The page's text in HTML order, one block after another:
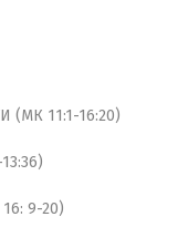
(МК 11:1-16:20)
9-20)